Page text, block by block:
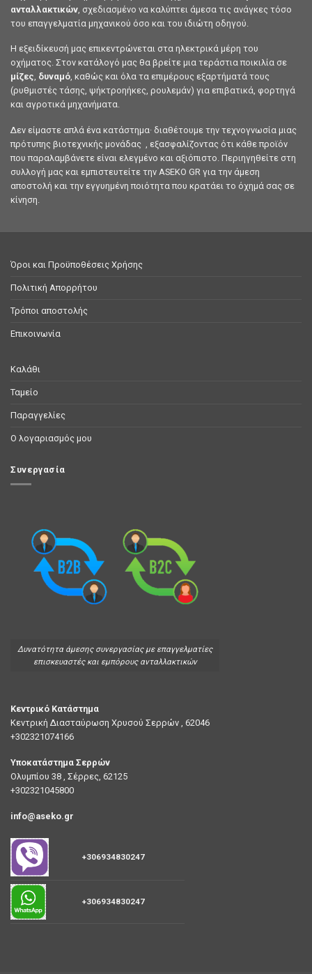
ανταλλακτικών , σχεδιασμένο να καλύπτει άμεσα τις ανάγκες τόσο
του επαγγελματία μηχανικού όσο και του ιδιώτη οδηγού.
Η εξειδίκευσή μας επικεντρώνεται στα ηλεκτρικά μέρη του
οχήματος. Στον κατάλογό μας θα βρείτε μια τεράστια ποικιλία σε
μίζες, δυναμό, καθώς και όλα τα επιμέρους εξαρτήματά τους
(ρυθμιστές τάσης, ψήκτροηήκες, ρουλεμάν) για επιβατικά, φορτηγά
και αγροτικά μηχανήματα.
Δεν είμαστε απλά ένα κατάστημα· διαθέτουμε την τεχνογνωσία μιας
πρότυπης βιοτεχνικής μονάδας , εξασφαλίζοντας ότι κάθε προϊόν
που παραλαμβάνετε είναι ελεγμένο και αξιόπιστο. Περιηγηθείτε στη
συλλογή μας και εμπιστευτείτε την ASEKO GR για την άμεση
αποστολή και την εγγυημένη ποιότητα που κρατάει το όχημά σας σε
κίνηση.
Όροι και Προϋποθέσεις Χρήσης
Πολιτική Απορρήτου
Τρόποι αποστολής
Επικοινωνία
Καλάθι
Ταμείο
Παραγγελίες
Ο λογαριασμός μου
Συνεργασία
Δυνατότητα άμεσης συνεργασίας με επαγγελματίες
επισκευαστές και εμπόρους ανταλλακτικών
Κεντρικό Κατάστημα
Κεντρική Διασταύρωση Χρυσού Σερρών , 62046
+302321074166
Υποκατάστημα Σερρών
Ολυμπίου 38 , Σέρρες, 62125
+302321045800
info@aseko.gr
+306934830247
+306934830247